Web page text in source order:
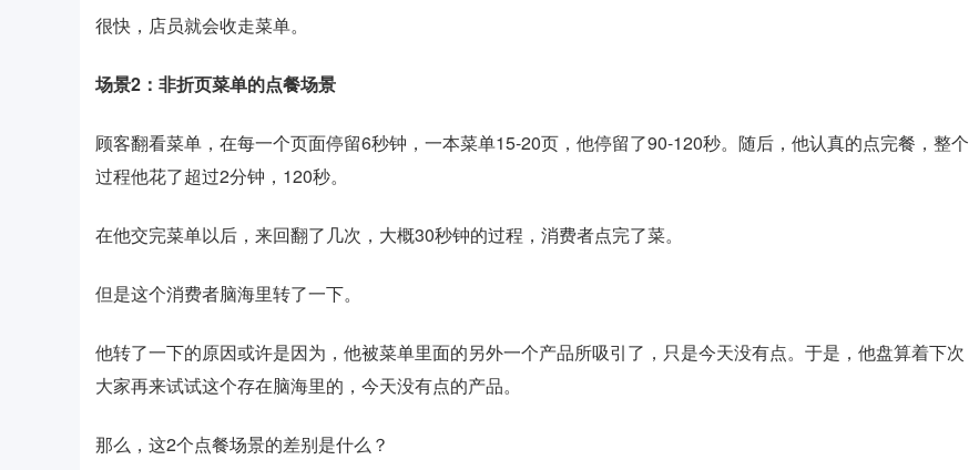
很快，店员就会收走菜单。
场景2：非折页菜单的点餐场景
顾客翻看菜单，在每一个页面停留6秒钟，一本菜单15-20页，他停留了90-120秒。随后，他认真的点完餐，整个
过程他花了超过2分钟，120秒。
在他交完菜单以后，来回翻了几次，大概30秒钟的过程，消费者点完了菜。
但是这个消费者脑海里转了一下。
他转了一下的原因或许是因为，他被菜单里面的另外一个产品所吸引了，只是今天没有点。于是，他盘算着下次
大家再来试试这个存在脑海里的，今天没有点的产品。
那么，这2个点餐场景的差别是什么？